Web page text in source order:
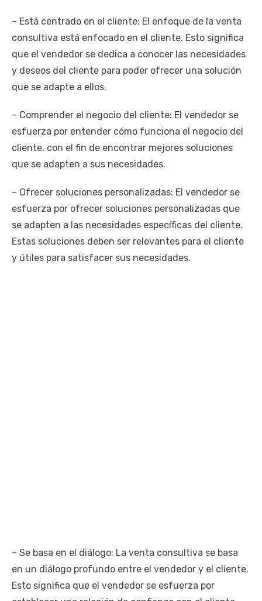
– Está centrado en el cliente: El enfoque de la venta
consultiva está enfocado en el cliente. Esto significa
que el vendedor se dedica a conocer las necesidades
y deseos del cliente para poder ofrecer una solución
que se adapte a ellos.
– Comprender el negocio del cliente: El vendedor se
esfuerza por entender cómo funciona el negocio del
cliente, con el fin de encontrar mejores soluciones
que se adapten a sus necesidades.
– Ofrecer soluciones personalizadas: El vendedor se
esfuerza por ofrecer soluciones personalizadas que
se adapten a las necesidades específicas del cliente.
Estas soluciones deben ser relevantes para el cliente
y útiles para satisfacer sus necesidades.
– Se basa en el diálogo: La venta consultiva se basa
en un diálogo profundo entre el vendedor y el cliente.
Esto significa que el vendedor se esfuerza por